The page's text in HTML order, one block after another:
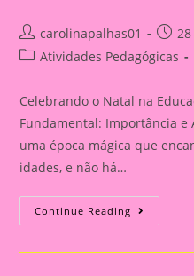
Post
author:
carolinapalhas01
Post
PostAtividades Pedagógicas
Celebrando o Natal na
Fundamental: Importância e
uma época mágica que
idades, e não há…
Continue Reading Atividade
De
O